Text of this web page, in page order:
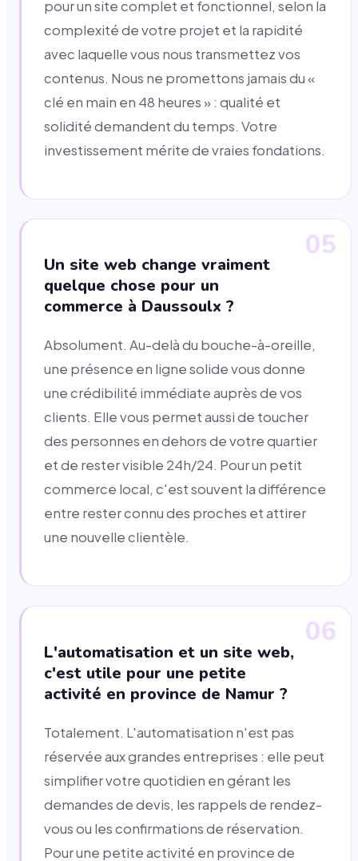
pour un site complet et fonctionnel, selon la
complexité de votre projet et la rapidité
avec laquelle vous nous transmettez vos
contenus. Nous ne promettons jamais du «
clé en main en 48 heures » : qualité et
solidité demandent du temps. Votre
investissement mérite de vraies fondations.
05
Un site web change vraiment
quelque chose pour un
commerce à Daussoulx ?
Absolument. Au-delà du bouche-à-oreille,
une présence en ligne solide vous donne
une crédibilité immédiate auprès de vos
clients. Elle vous permet aussi de toucher
des personnes en dehors de votre quartier
et de rester visible 24h/24. Pour un petit
commerce local, c'est souvent la différence
entre rester connu des proches et attirer
une nouvelle clientèle.
06
L'automatisation et un site web,
c'est utile pour une petite
activité en province de Namur ?
Totalement. L'automatisation n'est pas
réservée aux grandes entreprises : elle peut
simplifier votre quotidien en gérant les
demandes de devis, les rappels de rendez-
vous ou les confirmations de réservation.
Pour une petite activité en province de